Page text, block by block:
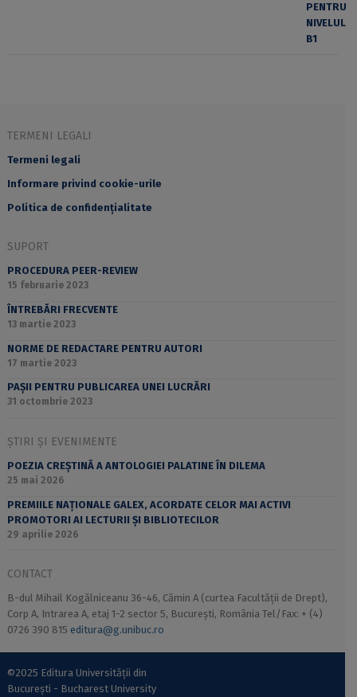
TERMENI LEGALI
Termeni legali
Informare privind cookie-urile
Politica de confidențialitate
SUPORT
PROCEDURA PEER-REVIEW
15 februarie 2023
ÎNTREBĂRI FRECVENTE
13 martie 2023
NORME DE REDACTARE PENTRU AUTORI
17 martie 2023
PAȘII PENTRU PUBLICAREA UNEI LUCRĂRI
31 octombrie 2023
ȘTIRI ȘI EVENIMENTE
POEZIA CREȘTINĂ A ANTOLOGIEI PALATINE ÎN DILEMA
25 mai 2026
PREMIILE NAȚIONALE GALEX, ACORDATE CELOR MAI ACTIVI
PROMOTORI AI LECTURII ȘI BIBLIOTECILOR
29 aprilie 2026
CONTACT
B-dul Mihail Kogălniceanu 36-46, Cămin A (curtea Facultății de Drept),
Corp A, Intrarea A, etaj 1-2 sector 5, București, România Tel/Fax: + (4)
0726 390 815 editura@g.unibuc.ro
©2025 Editura Universității din
București - Bucharest University